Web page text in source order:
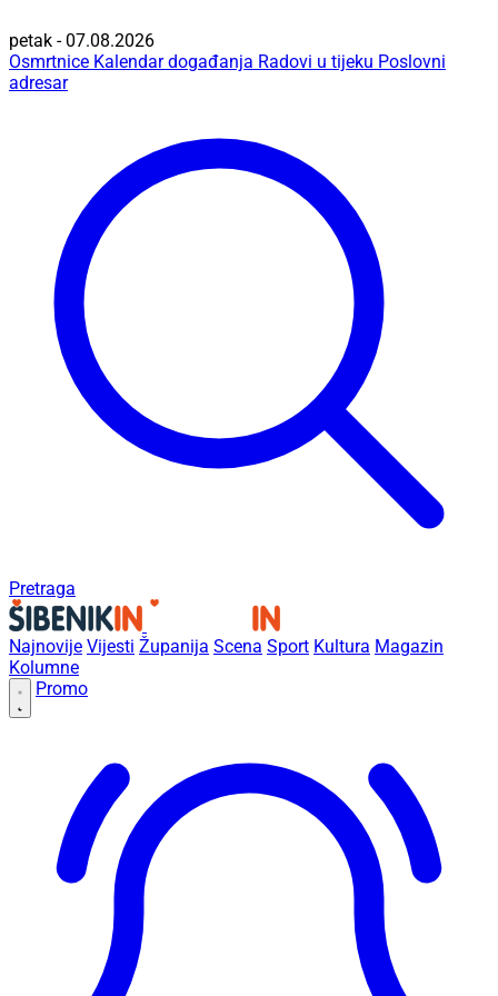
petak - 07.08.2026
Osmrtnice Kalendar događanja Radovi u tijeku Poslovni
adresar
Pretraga
Najnovije Vijesti Županija Scena Sport Kultura Magazin
Kolumne
Promo